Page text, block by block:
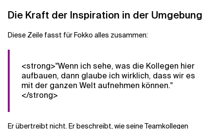
Die Kraft der Inspiration in der Umgebung
Diese Zeile fasst für Fokko alles zusammen:
<strong>"Wenn ich sehe, was die Kollegen hier
aufbauen, dann glaube ich wirklich, dass wir es
mit der ganzen Welt aufnehmen können."
</strong>
Er übertreibt nicht. Er beschreibt, wie seine Teamkollegen